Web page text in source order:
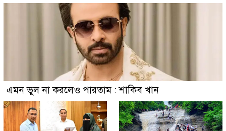
এমন ভুল না করলেও পারতাম : শাকিব খান